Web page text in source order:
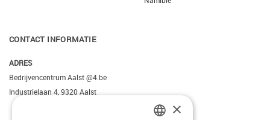
CONTACT INFORMATIE
ADRES
Bedrijvencentrum Aalst @4.be
Industrielaan 4, 9320 Aalst
×